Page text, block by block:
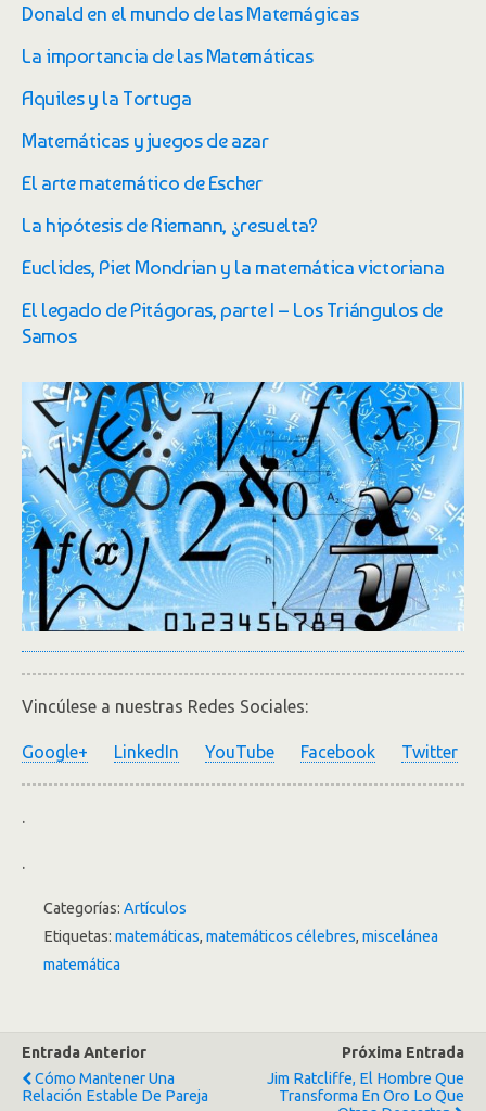
Donald en el mundo de las Matemágicas
La importancia de las Matemáticas
Aquiles y la Tortuga
Matemáticas y juegos de azar
El arte matemático de Escher
La hipótesis de Riemann, ¿resuelta?
Euclides, Piet Mondrian y la matemática victoriana
El legado de Pitágoras, parte I – Los Triángulos de
Samos
Vincúlese a nuestras Redes Sociales:
Google+ LinkedIn YouTube Facebook Twitter
.
.
Categorías: Artículos
Etiquetas: matemáticas, matemáticos célebres, miscelánea
matemática
Entrada Anterior
Cómo Mantener Una
Relación Estable De Pareja
Próxima Entrada
Jim Ratcliffe, El Hombre Que
Transforma En Oro Lo Que